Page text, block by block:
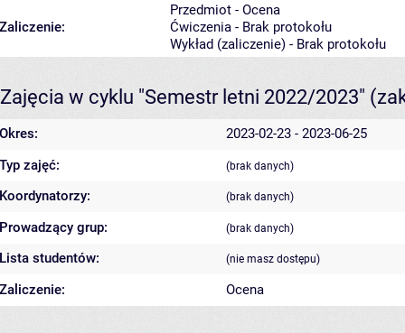
Zaliczenie:
Przedmiot - Ocena
Ćwiczenia - Brak protokołu
Wykład (zaliczenie) - Brak protokołu
Zajęcia w cyklu "Semestr letni 2022/2023"
Okres:
2023-02-23 - 2023-06-25
Typ zajęć:
(brak danych)
Koordynatorzy: (brak danych)
Prowadzący grup: (brak danych)
Lista studentów: (nie masz dostępu)
Zaliczenie: Ocena